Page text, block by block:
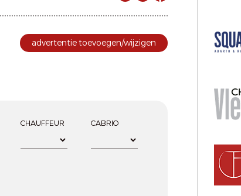
advertentie toevoegen/wijzigen
CHAUFFEUR CABRIO